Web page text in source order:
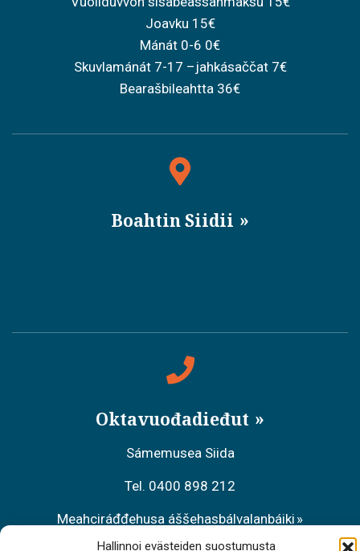
Hallinnoi evästeiden suostumusta
Joavku 15€
Mánát 0-6 0€
Skuvlamánát 7-17 –jahkásaččat 7€
Bearašbileahtta 36€
Boahtin Siidii
Oktavuođadieđut
Sámemusea Siida
Tel. 0400 898 212
Meahciráđđehusa áššehasbálvalanbáiki